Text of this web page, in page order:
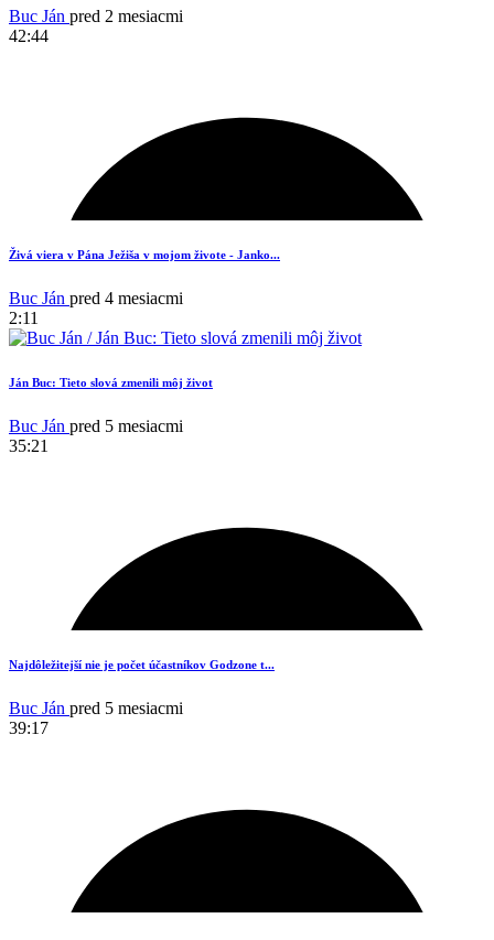
1
Buc Ján pred 2 mesiacmi
42:44
Živá viera v Pána Ježiša v mojom živote - Janko...
Buc Ján pred 4 mesiacmi
2:11
Ján Buc: Tieto slová zmenili môj život
Buc Ján pred 5 mesiacmi
35:21
Najdôležitejší nie je počet účastníkov Godzone t...
Buc Ján pred 5 mesiacmi
39:17